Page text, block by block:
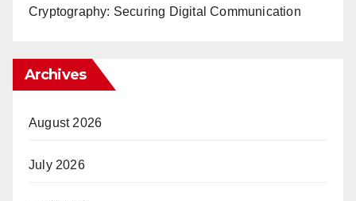
Cryptography: Securing Digital Communication
Archives
August 2026
July 2026